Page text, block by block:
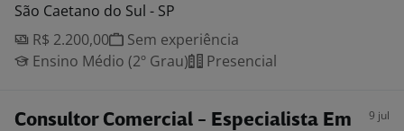
São Caetano do Sul - SP
R$ 2.200,00
Sem experiência
Ensino Médio (2º Grau)
Presencial
Consultor Comercial - Especialista Em
9 jul